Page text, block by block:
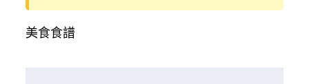
美食食譜